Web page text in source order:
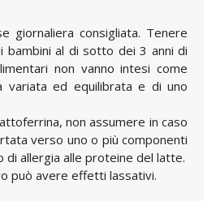
giornaliera consigliata. Tenere
bambini al di sotto dei 3 anni di
non vanno intesi come
variata ed equilibrata e di uno
non assumere in caso
verso uno o più componenti
di allergia alle proteine del latte.
può avere effetti lassativi.